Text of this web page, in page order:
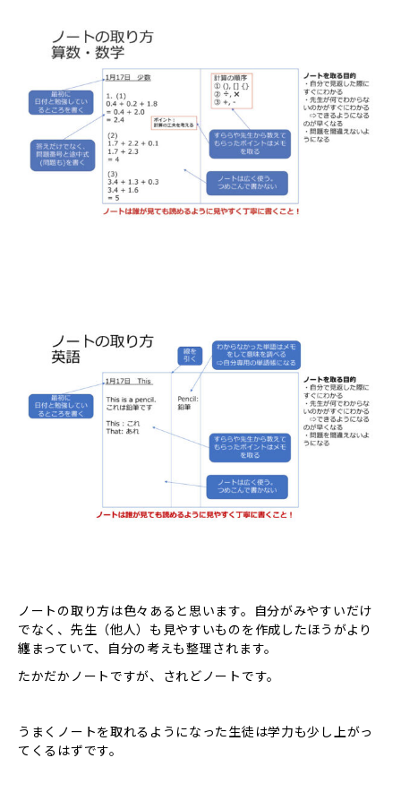
ノートの取り方は色々あると思います。自分がみやすいだけ
でなく、先生（他人）も見やすいものを作成したほうがより
纏まっていて、自分の考えも整理されます。
たかだかノートですが、されどノートです。
うまくノートを取れるようになった生徒は学力も少し上がっ
てくるはずです。